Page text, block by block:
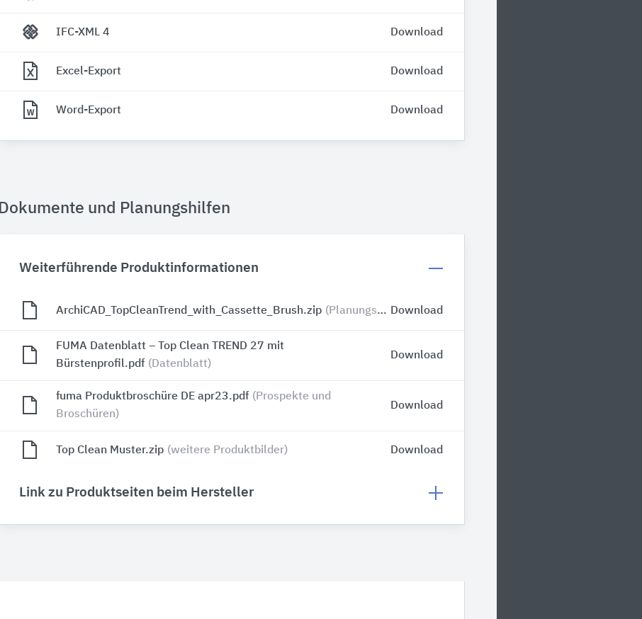
IFC-XML 4 Download
Excel-Export Download
Word-Export Download
Dokumente und Planungshilfen
Weiterführende Produktinformationen
ArchiCAD_TopCleanTrend_with_Cassette_Brush.zip (Planungsdaten) Download
FUMA Datenblatt – Top Clean TREND 27 mit
Bürstenprofil.pdf (Datenblatt)
Download
fuma Produktbroschüre DE apr23.pdf (Prospekte und
Broschüren)
Download
Top Clean Muster.zip (weitere Produktbilder) Download
Link zu Produktseiten beim Hersteller